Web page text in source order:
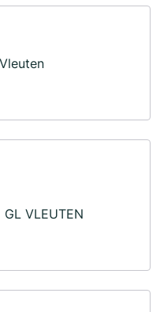
GL VLEUTEN